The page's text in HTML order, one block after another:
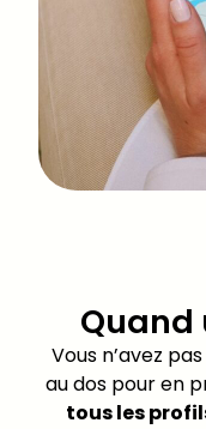
Quand
Vous n’avez
au dos pour en
tous les